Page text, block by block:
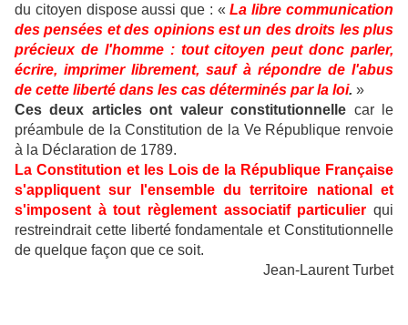
du citoyen dispose aussi que : «La libre communication
des pensées et des opinions est un des droits les plus
précieux de l'homme : tout citoyen peut donc parler,
écrire, imprimer librement, sauf à répondre de l'abus
de cette liberté dans les cas déterminés par la loi. »
Ces deux articles ont valeur constitutionnelle car le
préambule de la Constitution de la Ve République renvoie
à la Déclaration de 1789.
La Constitution et les Lois de la République Française
s'appliquent sur l'ensemble du territoire national et
s'imposent à tout règlement associatif particulier qui
restreindrait cette liberté fondamentale et Constitutionnelle
de quelque façon que ce soit.
Jean-Laurent Turbet